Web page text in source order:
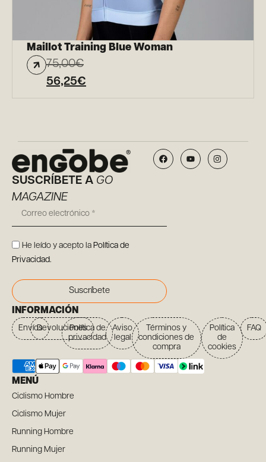
Maillot Training Blue Woman
75,00€
56,25€
SUSCRÍBETE A GO
MAGAZINE
He leído y acepto la Política de
Privacidad.
Suscríbete
INFORMACIÓN
EnvíosDevolucionesPolítica de
privacidad
Aviso
legal
Términos y
condiciones de
compra
Política
de
cookies
FAQ
MENÚ
Ciclismo Hombre
Ciclismo Mujer
Running Hombre
Running Mujer